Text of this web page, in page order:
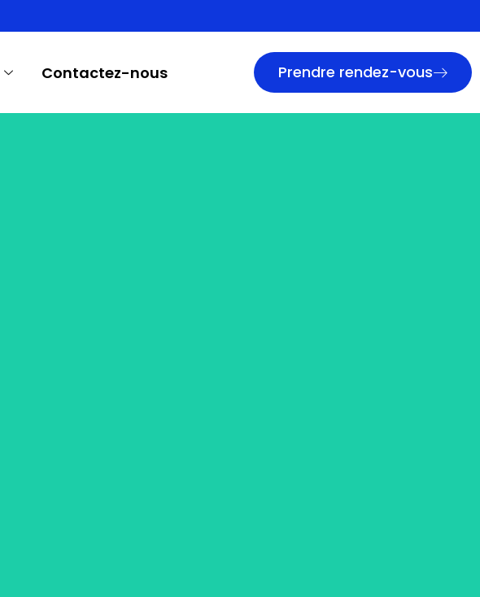
Contactez-nous Prendre rendez-vous